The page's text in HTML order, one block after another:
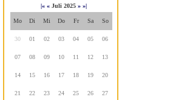
|« « Juli 2025 » »|
Mo Di Mi Do Fr Sa So
30 01 02 03 04 05 06
07 08 09 10 11 12 13
14 15 16 17 18 19 20
21 22 23 24 25 26 27